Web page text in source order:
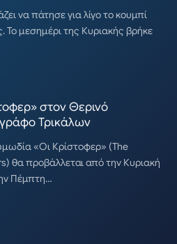
να πάτησε για λίγο το κουμπί
Το μεσημέρι της Κυριακής βρήκε
στον Θερινό
Τρικάλων
«Οι Κρίστοφερ» (The
θα προβάλλεται από την Κυριακή
Πέμπτη…